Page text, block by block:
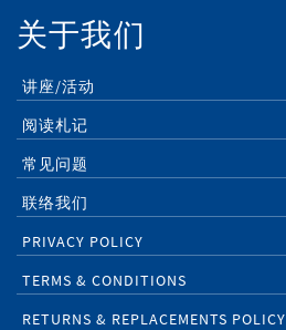
关于我们
讲座/活动
阅读札记
常见问题
联络我们
PRIVACY POLICY
TERMS & CONDITIONS
RETURNS & REPLACEMENTS POLICY